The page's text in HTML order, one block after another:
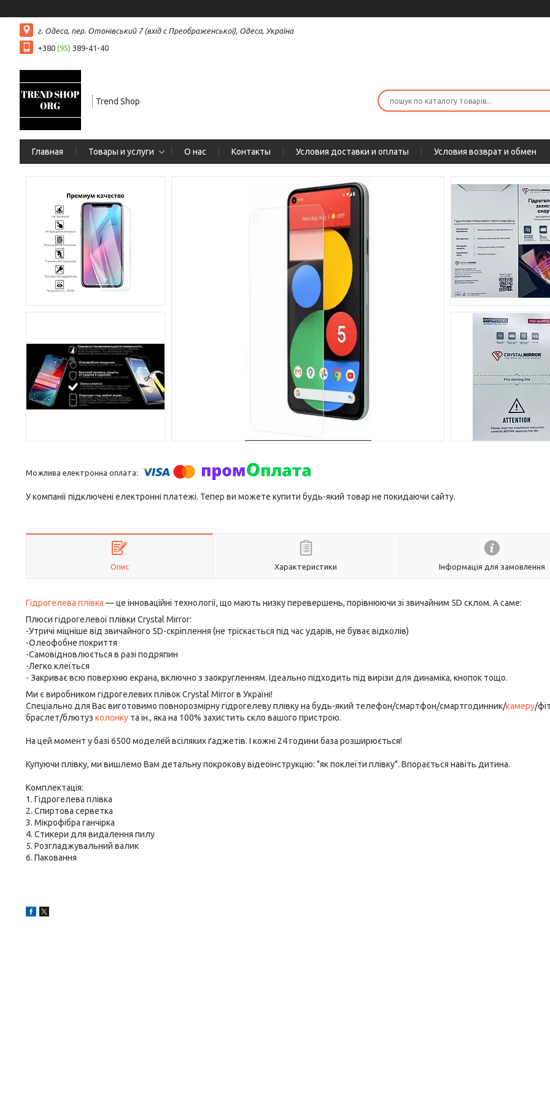
г. Одеса, пер. Отонівський 7 (вхід с Преображенської), Одеса, Україна
+380 (95) 389-41-40
Trend Shop
Главная Товары и услуги О нас Контакты Условия доставки и оплаты Условия возврат и обмен
У компанії підключені електронні платежі. Тепер ви можете купити будь-який товар не покидаючи сайту.
Опис Характеристики Інформація для замовлення
Гідрогелева плівка — це інноваційні технології, що мають низку перевершень, порівнюючи зі звичайним 5D склом. А саме:
Плюси гідрогелевої плівки Crystal Mirror:
-Утричі міцніше від звичайного 5D-скріплення (не тріскається під час ударів, не буває відколів)
-Олеофобне покриття
-Самовідновлюється в разі подряпин
-Легко клеїться
- Закриває всю поверхню екрана, включно з заокругленням. Ідеально підходить під вирізи для динаміка, кнопок тощо.
Ми є виробником гідрогелевих плівок Crystal Mirror в Україні!
Спеціально для Вас виготовимо повнорозмірну гідрогелеву плівку на будь-який телефон/смартфон/смартгодинник/камеру/
браслет/блютуз колонку та ін., яка на 100% захистить скло вашого пристрою.
На цей момент у базі 6500 моделей всіляких ґаджетів. І кожні 24 години база розширюється!
Купуючи плівку, ми вишлемо Вам детальну покрокову відеоінструкцію: "як поклеїти плівку". Впорається навіть дитина.
Комплектація:
1. Гідрогелева плівка
2. Спиртова серветка
3. Мікрофібра ганчірка
4. Стикери для видалення пилу
5. Розгладжувальний валик
6. Паковання